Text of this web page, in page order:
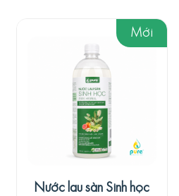
Mới
Nước lau sàn Sinh học